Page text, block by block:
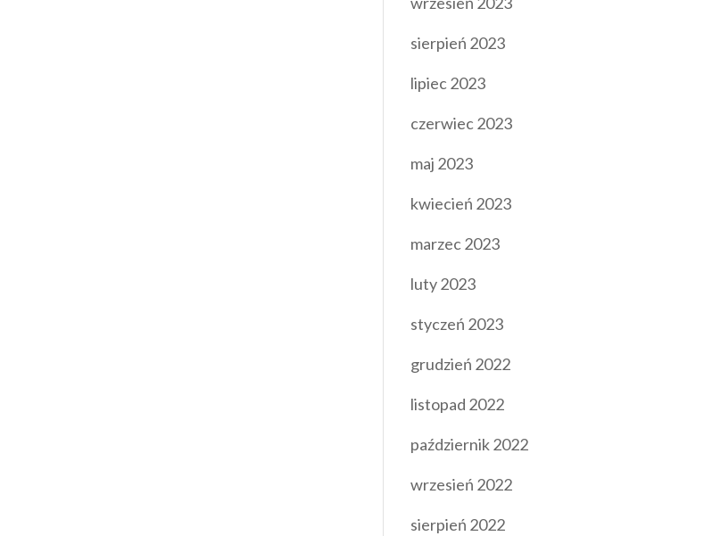
sierpień 2023
lipiec 2023
czerwiec 2023
maj 2023
kwiecień 2023
marzec 2023
luty 2023
styczeń 2023
grudzień 2022
listopad 2022
październik 2022
wrzesień 2022
sierpień 2022